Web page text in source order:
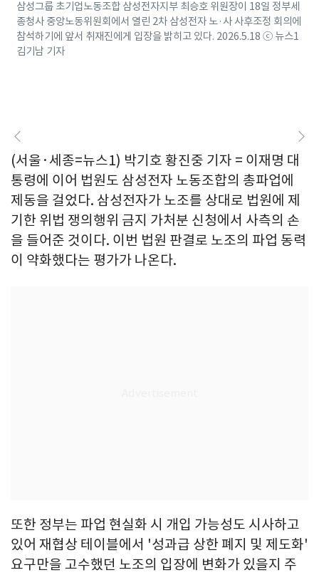
삼성그룹 초기업노동조합 삼성전자지부 최승호 위원장이 18일 정부세
종청사 중앙노동위원회에서 열린 2차 삼성전자 노·사 사후조정 회의에
참석하기에 앞서 취재진에게 입장을 밝히고 있다. 2026.5.18 ⓒ 뉴스1
김기남 기자
(서울·세종=뉴스1) 박기호 황진중 기자 = 이재명 대
통령에 이어 법원도 삼성전자 노동조합의 총파업에
제동을 걸었다. 삼성전자가 노조를 상대로 법원에 제
기한 위법 쟁의행위 금지 가처분 신청에서 사측의 손
을 들어준 것이다. 이번 법원 판결로 노조의 파업 동력
이 약화했다는 평가가 나온다.
또한 정부는 파업 현실화 시 개입 가능성도 시사하고
있어 재협상 테이블에서 '성과급 상한 폐지 및 제도화'
요구만을 고수했던 노조의 입장에 변화가 있을지 주